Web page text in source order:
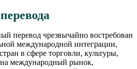
перевод чрезвычайно востребован
международной интеграции,
в сфере торговли, культуры,
международный рынок,